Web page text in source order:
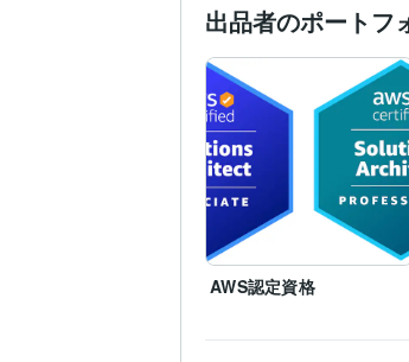
得意分野 IT相談
php
Web制
IT
出品者のポートフ
AWS認定資格